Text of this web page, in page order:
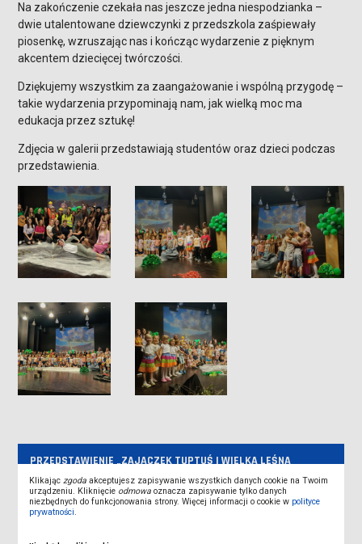
PRZEDSTAWIENIE „ZAJĄCZEK TUPTUŚ I WIELKA LEŚNA
PRZYGODA”
ĆWICZENIA W WIELKOPOLSKIM OŚRODKU ADOPCYJNYM
Na zakończenie czekała nas jeszcze jedna niespodzianka –
dwie utalentowane dziewczynki z przedszkola zaśpiewały
piosenkę, wzruszając nas i kończąc wydarzenie z pięknym
akcentem dziecięcej twórczości.
Dziękujemy wszystkim za zaangażowanie i wspólną przygodę –
takie wydarzenia przypominają nam, jak wielką moc ma
edukacja przez sztukę!
Zdjęcia w galerii przedstawiają studentów oraz dzieci podczas
przedstawienia.
Klikajączgoda akceptujesz zapisywanie wszystkich danych cookie na Twoim
urządzeniu. Kliknięcie odmowa oznacza zapisywanie tylko danych
niezbędnych do funkcjonowania strony. Więcej informacji o cookie w polityce
prywatności.